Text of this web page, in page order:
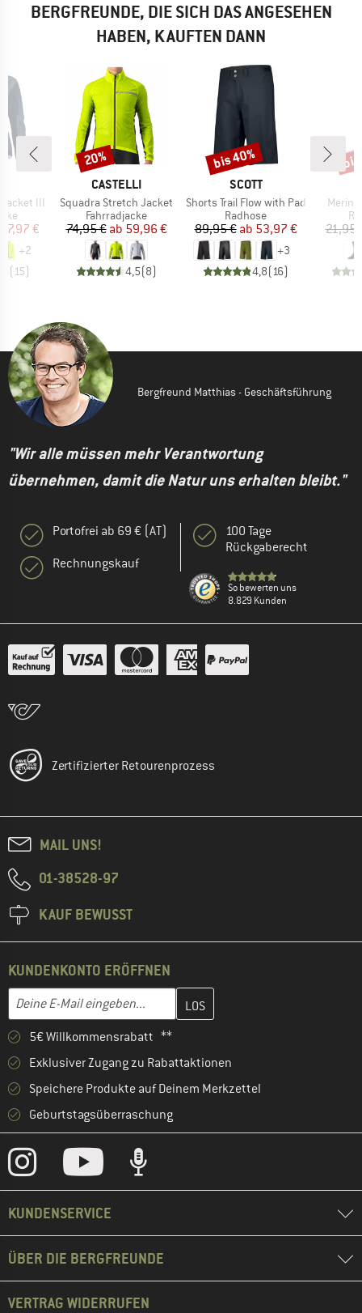
BERGFREUNDE, DIE SICH DAS ANGESEHEN
HABEN, KAUFTEN DANN
III
Preis
77,97 €
+2
(15)
MARKE
CASTELLI
Artikel
Squadra Stretch Jacket
Produktgruppe
Fahrradjacke
Preis
74,95 € reduzierter Preis
ab 59,96 €
4,5(8)
Rabatt
20%
MARKE
SCOTT
Artikel
Shorts Trail Flow with Pad
Produktgruppe
Radhose
Preis
89,95 € reduzierter Preis
ab 53,97 €
+3
4,8(16)
Rabatt
bis 40%
Artikel
21,95
Bergfreund Matthias - Geschäftsführung
"Wir alle müssen mehr Verantwortung
übernehmen, damit die Natur uns erhalten bleibt."
Portofrei ab 69 € (AT)
Rechnungskauf
100 Tage
Rückgaberecht
So bewerten uns
8.829 Kunden
Zertifizierter Retourenprozess
MAIL UNS!
01-38528-97
KAUF BEWUSST
KUNDENKONTO ERÖFFNEN
E-Mail-Adresse
Gib hier deine E-Mail-Adresse ein und erstelle im nächsten
5€ Willkommensrabatt **
Exklusiver Zugang zu Rabattaktionen
Speichere Produkte auf Deinem Merkzettel
Geburtstagsüberraschung
KUNDENSERVICE
ÜBER DIE BERGFREUNDE
VERTRAG WIDERRUFEN